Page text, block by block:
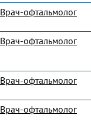
Врач-офтальмолог
Врач-офтальмолог
Врач-офтальмолог
Врач-офтальмолог